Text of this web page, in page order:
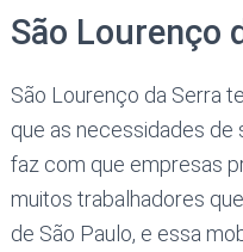
São Lourenço
São Lourenço da Serra
que as necessidades de
faz com que empresas
muitos trabalhadores
de São Paulo, e essa